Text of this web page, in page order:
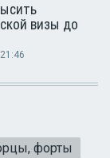
визы до
форты